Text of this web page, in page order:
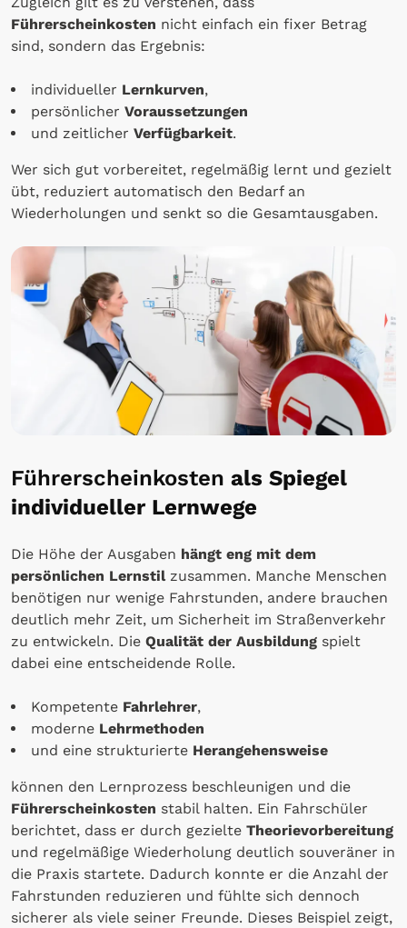
Führerscheinkosten nicht einfach ein fixer Betrag
sind, sondern das Ergebnis:
individueller Lernkurven,
persönlicher Voraussetzungen
und zeitlicher Verfügbarkeit.
Wer sich gut vorbereitet, regelmäßig lernt und gezielt
übt, reduziert automatisch den Bedarf an
Wiederholungen und senkt so die Gesamtausgaben.
Führerscheinkosten als Spiegel
individueller Lernwege
Die Höhe der Ausgaben hängt eng mit dem
persönlichen Lernstilzusammen. Manche Menschen
benötigen nur wenige Fahrstunden, andere brauchen
deutlich mehr Zeit, um Sicherheit im Straßenverkehr
zu entwickeln. Die Qualität der Ausbildung spielt
dabei eine entscheidende Rolle.
Kompetente Fahrlehrer,
moderne Lehrmethoden
und eine strukturierte Herangehensweise
können den Lernprozess beschleunigen und die
Führerscheinkosten stabil halten. Ein Fahrschüler
berichtet, dass er durch gezielte Theorievorbereitung
und regelmäßige Wiederholung deutlich souveräner in
die Praxis startete. Dadurch konnte er die Anzahl der
Fahrstunden reduzieren und fühlte sich dennoch
sicherer als viele seiner Freunde. Dieses Beispiel zeigt,